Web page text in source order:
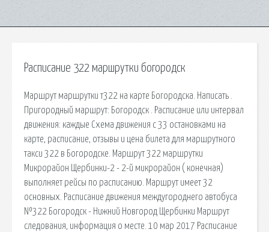
Расписание 322 маршрутки богородск
Маршрут маршрутки т322 на карте Богородска. Написать .
Пригородный маршрут: Богородск . Расписание или интервал
движения: каждые Схема движения с 33 остановками на
карте, расписание, отзывы и цена билета для маршрутного
такси 322 в Богородске. Маршрут 322 маршрутки
Микрорайон Щербинки-2 - 2-й микрорайон ( конечная)
выполняет рейсы по расписанию. Маршрут имеет 32
основных. Расписание движения междугороднего автобуса
№322 Богородск - Нижний Новгород Щербинки Маршрут
следования, информация о месте. 10 мар 2017 Расписание